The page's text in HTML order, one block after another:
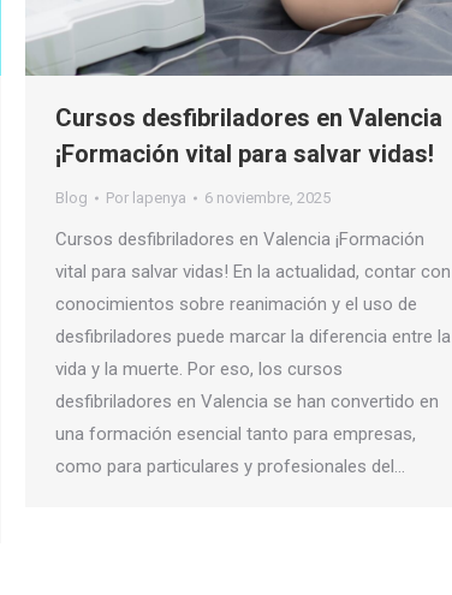
Cursos desfibriladores en Valencia
¡Formación vital para salvar vidas!
Blog Por lapenya 6 noviembre, 2025
Cursos desfibriladores en Valencia ¡Formación
vital para salvar vidas! En la actualidad, contar con
conocimientos sobre reanimación y el uso de
desfibriladores puede marcar la diferencia entre la
vida y la muerte. Por eso, los cursos
desfibriladores en Valencia se han convertido en
una formación esencial tanto para empresas,
como para particulares y profesionales del…